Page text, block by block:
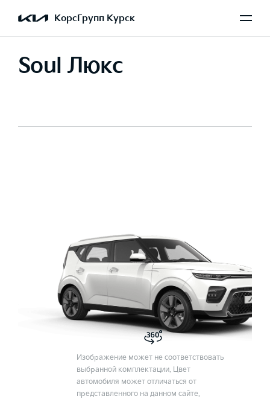
КорсГрупп Курск
Soul Люкс
Изображение может не соответствовать
выбранной комплектации. Цвет
автомобиля может отличаться от
представленного на данном сайте.